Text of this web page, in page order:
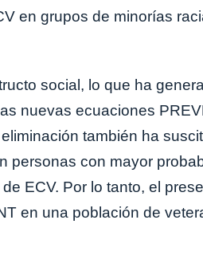
en grupos de minorías
social, lo que ha
nuevas ecuaciones
también ha
personas con mayor
ECV. Por lo tanto, el
en una población de